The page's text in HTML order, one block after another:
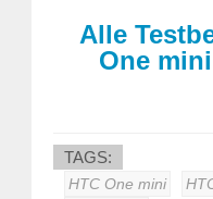
Alle
One
TAGS:
HTC One mini